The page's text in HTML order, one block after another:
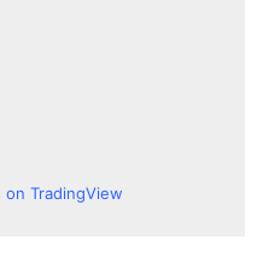
on TradingView